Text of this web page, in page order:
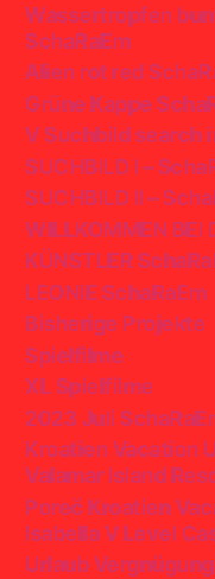
Wassertropfen
SchaRaEm
Alien rot red
Grüne Kappe
V Suchbild search
SUCHBILD I –
SUCHBILD II –
WILLKOMMEN BEI
KÜNSTLER
LEONIE SchaRaEm
Bisherige Projekte
Spielfilme
XL Spielfilme
2023 Juli
Kroatien Vacation
Valamar Island
Poreč Kroatien
Isabella V Level
Urlaub